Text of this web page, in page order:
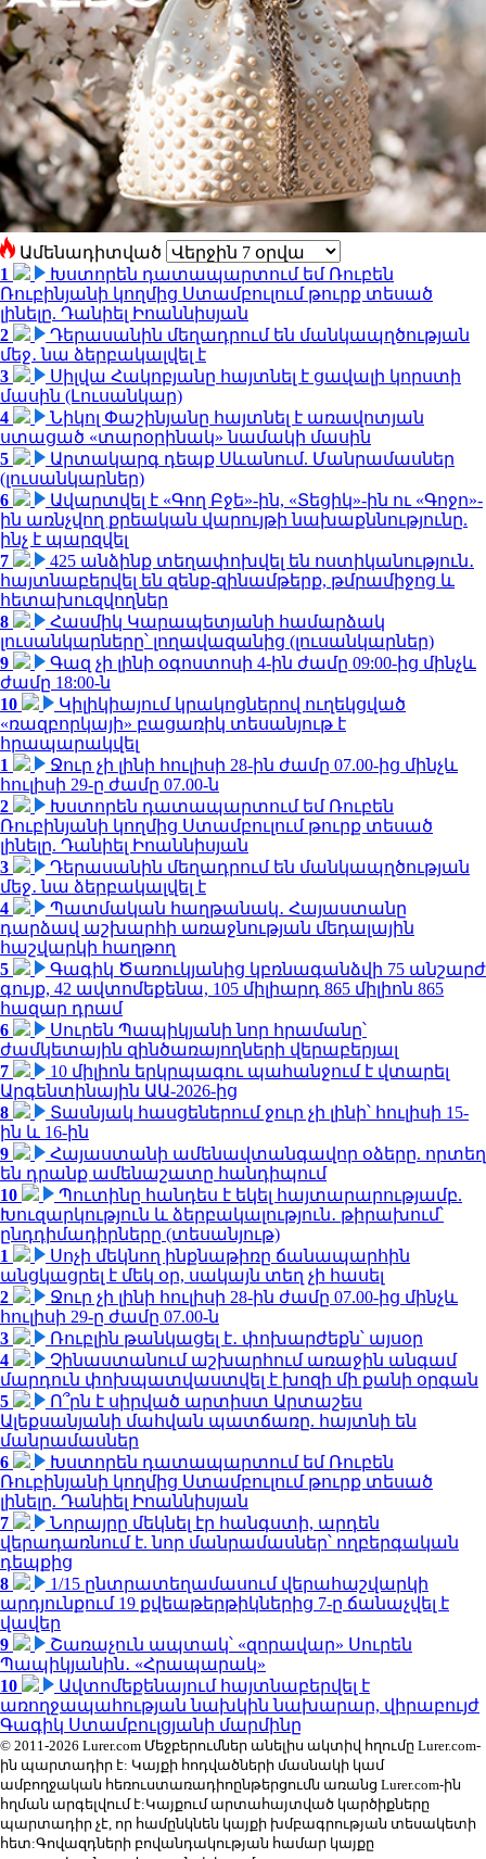
Ամենադիտված
1
Խստորեն դատապարտում եմ Ռուբեն
Ռուբինյանի կողմից Ստամբուլում թուրք տեսած
լինելը. Դանիել Իոաննիսյան
2
Դերասանին մեղադրում են մանկապղծության
մեջ․ նա ձերբակալվել է
3
Սիլվա Հակոբյանը հայտնել է ցավալի կորստի
մասին (Լուսանկար)
4
Նիկոլ Փաշինյանը հայտնել է առավոտյան
ստացած «տարօրինակ» նամակի մասին
5
Արտակարգ դեպք Սևանում. Մանրամասներ
(լուսանկարներ)
6
Ավարտվել է «Գող Բջե»-ին, «Տեցիկ»-ին ու «Գոջո»-
ին առնչվող քրեական վարույթի նախաքննությունը.
ինչ է պարզվել
7
425 անձինք տեղափոխվել են ոստիկանություն․
հայտնաբերվել են զենք-զինամթերք, թմրամիջոց և
հետախուզվողներ
8
Հասմիկ Կարապետյանի համարձակ
լուսանկարները՝ լողավազանից (լուսանկարներ)
9
Գազ չի լինի օգոստոսի 4-ին ժամը 09:00-ից մինչև
ժամը 18:00-ն
10
Կիլիկիայում կրակոցներով ուղեկցված
«ռազբորկայի» բացառիկ տեսանյութ է
հրապարակվել
1
Ջուր չի լինի հուլիսի 28-ին ժամը 07.00-ից մինչև
հուլիսի 29-ը ժամը 07.00-ն
2
Խստորեն դատապարտում եմ Ռուբեն
Ռուբինյանի կողմից Ստամբուլում թուրք տեսած
լինելը. Դանիել Իոաննիսյան
3
Դերասանին մեղադրում են մանկապղծության
մեջ․ նա ձերբակալվել է
4
Պատմական հաղթանակ․ Հայաստանը
դարձավ աշխարհի առաջնության մեդալային
հաշվարկի հաղթող
5
Գագիկ Ծառուկյանից կբռնագանձվի 75 անշարժ
գույք, 42 ավտոմեքենա, 105 միլիարդ 865 միլիոն 865
հազար դրամ
6
Սուրեն Պապիկյանի նոր հրամանը՝
ժամկետային զինծառայողների վերաբերյալ
7
10 միլիոն երկրպագու պահանջում է վտարել
Արգենտինային ԱԱ-2026-ից
8
Տասնյակ հասցեներում ջուր չի լինի՝ հուլիսի 15-
ին և 16-ին
9
Հայաստանի ամենավտանգավոր օձերը. որտեղ
են դրանք ամենաշատը հանդիպում
10
Պուտինը հանդես է եկել հայտարարությամբ.
Խուզարկություն և ձերբակալություն․ թիրախում՝
ընդդիմադիրները (տեսանյութ)
1
Սոչի մեկնող ինքնաթիռը ճանապարհին
անցկացրել է մեկ օր, սակայն տեղ չի հասել
2
Ջուր չի լինի հուլիսի 28-ին ժամը 07.00-ից մինչև
հուլիսի 29-ը ժամը 07.00-ն
3
Ռուբլին թանկացել է․ փոխարժեքն՝ այսօր
4
Չինաստանում աշխարհում առաջին անգամ
մարդուն փոխպատվաստվել է խոզի մի քանի օրգան
5
Ո՞րն է սիրված արտիստ Արտաշես
Ալեքսանյանի մահվան պատճառը. հայտնի են
մանրամասներ
6
Խստորեն դատապարտում եմ Ռուբեն
Ռուբինյանի կողմից Ստամբուլում թուրք տեսած
լինելը. Դանիել Իոաննիսյան
7
Նորայրը մեկնել էր հանգստի, արդեն
վերադառնում է. նոր մանրամասներ՝ ողբերգական
դեպքից
8
1/15 ընտրատեղամասում վերահաշվարկի
արդյունքում 19 քվեաթերթիկներից 7-ը ճանաչվել է
վավեր
9
Շառաչուն ապտակ՝ «զորավար» Սուրեն
Պապիկյանին․ «Հրապարակ»
10
Ավտոմեքենայում հայտնաբերվել է
առողջապահության նախկին նախարար, վիրաբույժ
Գագիկ Ստամբուլցյանի մարմինը
© 2011-2026 Lurer.com Մեջբերումներ անելիս ակտիվ հղումը Lurer.com-
ին պարտադիր է: Կայքի հոդվածների մասնակի կամ
ամբողջական հեռուստառադիոընթերցումն առանց Lurer.com-ին
հղման արգելվում է:Կայքում արտահայտված կարծիքները
պարտադիր չէ, որ համընկնեն կայքի խմբագրության տեսակետի
հետ:Գովազդների բովանդակության համար կայքը